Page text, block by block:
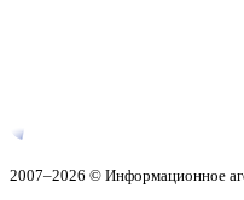
2007–2026 © Информационное